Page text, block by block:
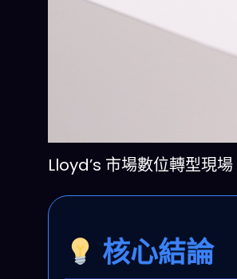
Lloyd’s 市場數位轉型現
核心結論